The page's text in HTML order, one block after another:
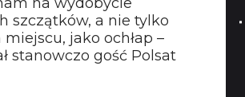
szczątków, a nie tylko
jako ochłap –
stanowczo gość Polsat